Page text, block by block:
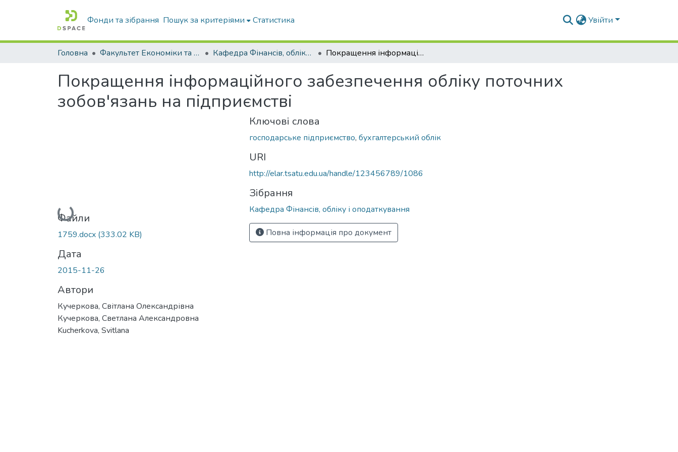
Фонди та зібрання Пошук за критеріями Статистика Увійти
Головна Факультет Економіки та бізнесу Кафедра Фінансів, обліку і оподаткування Покращення інформаційного забезпечення обліку поточних зобов'язань на підприємстві
Покращення інформаційного забезпечення обліку поточних
зобов'язань на підприємстві
Вантажиться...
Файли
1759.docx (333.02 KB)
Дата
2015-11-26
Автори
Кучеркова, Світлана Олександрівна
Кучеркова, Светлана Александровна
Kucherkova, Svitlana
Ключові слова
господарське підприємство, бухгалтерський облік
URI
http://elar.tsatu.edu.ua/handle/123456789/1086
Зібрання
Кафедра Фінансів, обліку і оподаткування
Повна інформація про документ